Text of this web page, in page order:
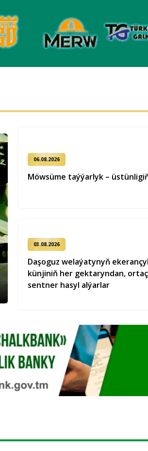
06.08.2026
Möwsüme taýýarlyk –
03.08.2026
Daşoguz welaýatynyň
künjiniň her gektaryndan,
sentner hasyl alýarlar